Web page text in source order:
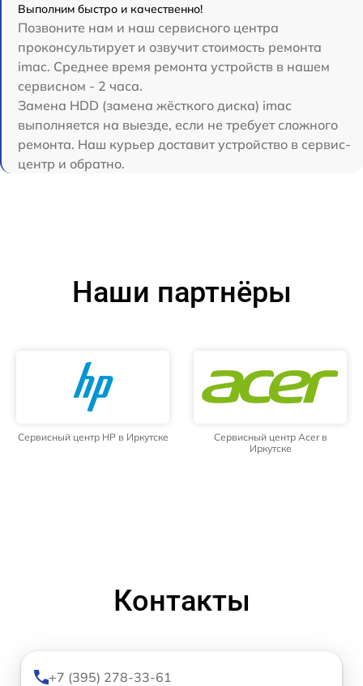
Выполним быстро и качественно!
Позвоните нам и наш сервисного центра
проконсультирует и озвучит стоимость ремонта
imac. Среднее время ремонта устройств в нашем
сервисном - 2 часа.
Замена HDD (замена жёсткого диска) imac
выполняется на выезде, если не требует сложного
ремонта. Наш курьер доставит устройство в сервис-
центр и обратно.
Наши партнёры
Сервисный центр HP в Иркутске
Сервисный центр Acer в
Иркутске
Контакты
+7 (395) 278-33-61